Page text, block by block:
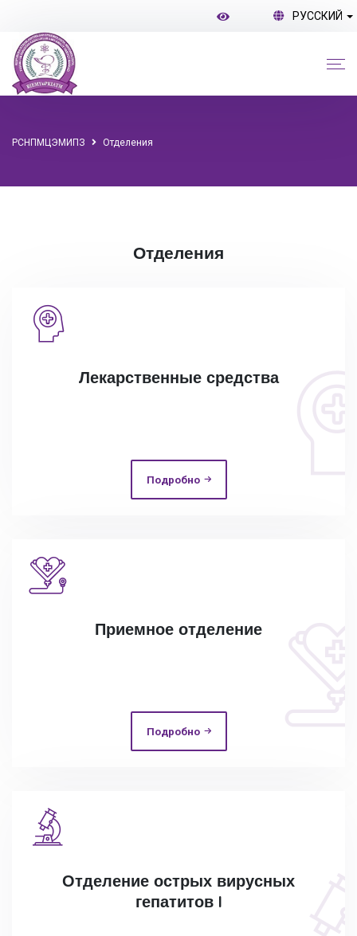
РУССКИЙ
РСНПМЦЭМИПЗ Отделения
Отделения
Лекарственные средства
Подробно
Приемное отделение
Подробно
Отделение острых вирусных
гепатитов I